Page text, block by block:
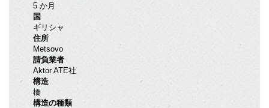
5 か月
国
ギリシャ
住所
Metsovo
請負業者
Aktor ATE社
構造
橋
構造の種類